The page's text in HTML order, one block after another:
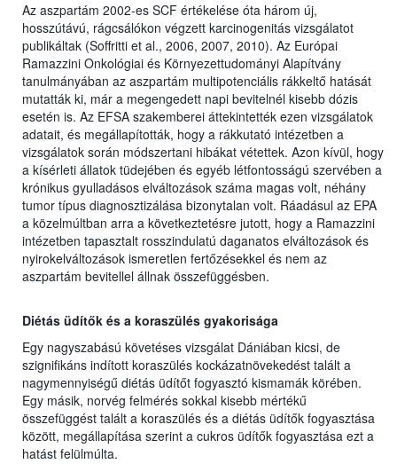
Az aszpartám 2002-es SCF értékelése óta három új,
hosszútávú, rágcsálókon végzett karcinogenitás vizsgálatot
publikáltak (Soffritti et al., 2006, 2007, 2010). Az Európai
Ramazzini Onkológiai és Környezettudományi Alapítvány
tanulmányában az aszpartám multipotenciális rákkeltő hatását
mutatták ki, már a megengedett napi bevitelnél kisebb dózis
esetén is. Az EFSA szakemberei áttekintették ezen vizsgálatok
adatait, és megállapították, hogy a rákkutató intézetben a
vizsgálatok során módszertani hibákat vétettek. Azon kívül, hogy
a kísérleti állatok tüdejében és egyéb létfontosságú szervében a
krónikus gyulladásos elváltozások száma magas volt, néhány
tumor típus diagnosztizálása bizonytalan volt. Ráadásul az EPA
a közelmúltban arra a következtetésre jutott, hogy a Ramazzini
intézetben tapasztalt rosszindulatú daganatos elváltozások és
nyirokelváltozások ismeretlen fertőzésekkel és nem az
aszpartám bevitellel állnak összefüggésben.
Diétás üdítők és a koraszülés gyakorisága
Egy nagyszabású követéses vizsgálat Dániában kicsi, de
szignifikáns indított koraszülés kockázatnövekedést talált a
nagymennyiségű diétás üdítőt fogyasztó kismamák körében.
Egy másik, norvég felmérés sokkal kisebb mértékű
összefüggést talált a koraszülés és a diétás üdítők fogyasztása
között, megállapítása szerint a cukros üdítők fogyasztása ezt a
hatást felülmúlta.